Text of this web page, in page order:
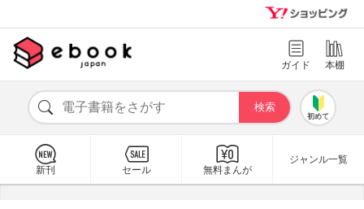
ガイド 本棚
初めて
新刊 セール 無料まんが
ジャンル一覧